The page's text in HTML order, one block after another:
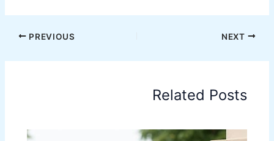
PREVIOUS NEXT
Related Posts